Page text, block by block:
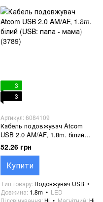
3
3
Артикул: 6084109
Кабель подовжувач Atcom
USB 2.0 AM/AF, 1.8m. білий
(USB: папа - мама) (3789)
52.26 грн
Купити
Тип товару Подовжувач USB
Довжина 1.8m
LED
Підсвічування Ні Магнітний Ні